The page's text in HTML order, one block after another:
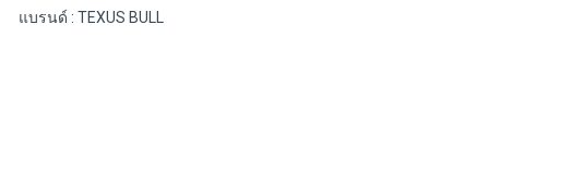
แบรนด์ : TEXUS BULL